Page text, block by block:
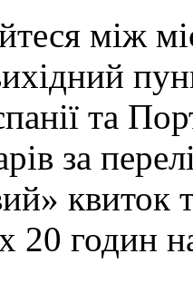
між
та
за
квиток
20 годин